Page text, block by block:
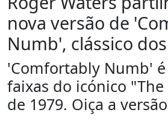
nova versão de
Numb', clássico
'Comfortably Numb'
faixas do icónico
de 1979. Oiça a